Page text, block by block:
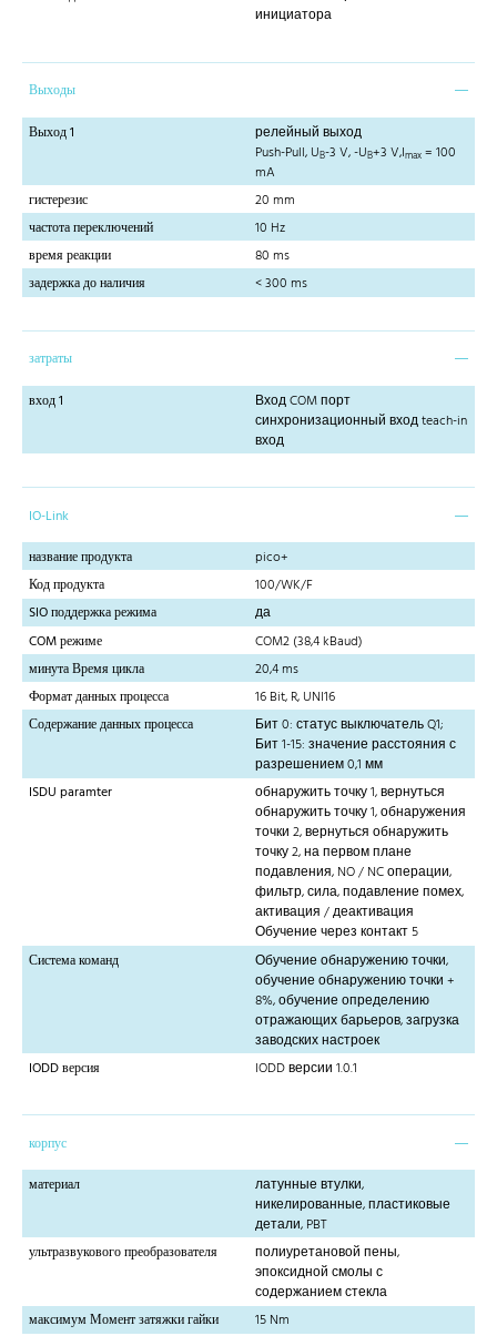
инициатора
Выходы
Выход 1
релейный выход
Push-Pull, UB-3 V, -UB+3 V,Imax = 100
mA
гистерезис
20 mm
частота переключений
10 Hz
время реакции
80 ms
задержка до наличия
< 300 ms
затраты
вход 1
Вход COM порт
синхронизационный вход teach-in
вход
IO-Link
название продукта
pico+
Код продукта
100/WK/F
SIO поддержка режима
да
COM режиме
COM2 (38,4 kBaud)
минута Время цикла
20,4 ms
Формат данных процесса
16 Bit, R, UNI16
Содержание данных процесса
Бит 0: статус выключатель Q1;
Бит 1-15: значение расстояния с
разрешением 0,1 мм
ISDU paramter
обнаружить точку 1, вернуться
обнаружить точку 1, обнаружения
точки 2, вернуться обнаружить
точку 2, на первом плане
подавления, NO / NC операции,
фильтр, сила, подавление помех,
активация / деактивация
Обучение через контакт 5
Система команд
Обучение обнаружению точки,
обучение обнаружению точки +
8%, обучение определению
отражающих барьеров, загрузка
заводских настроек
IODD версия
IODD версии 1.0.1
корпус
материал
латунные втулки,
никелированные, пластиковые
детали, PBT
ультразвукового преобразователя
полиуретановой пены,
эпоксидной смолы с
содержанием стекла
максимум Момент затяжки гайки
15 Nm